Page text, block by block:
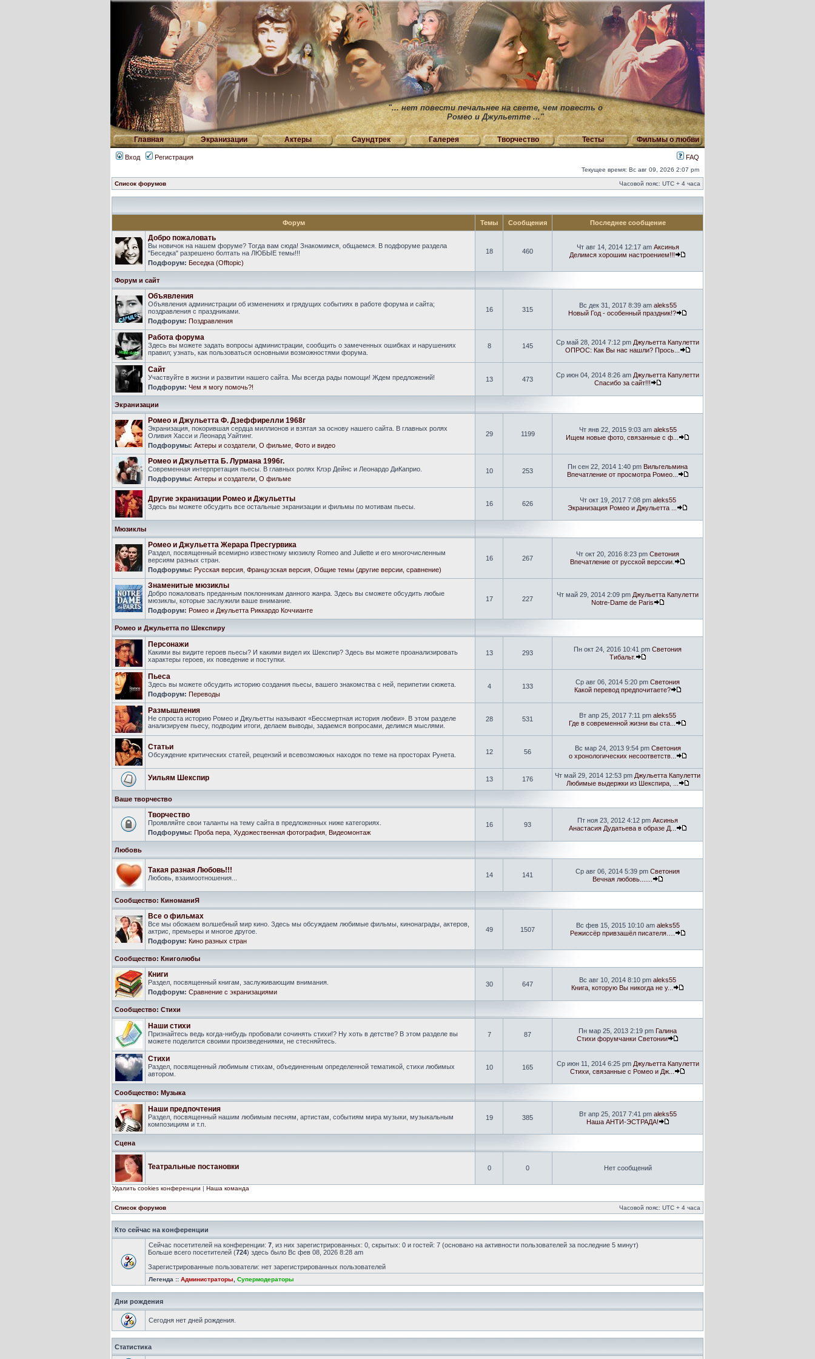
"... нет повести печальнее на свете, чем повесть о
Ромео и Джульетте ..."
Главная Экранизации Актеры Саундтрек Галерея Творчество Тесты Фильмы о любви
Вход Регистрация FAQ
Текущее время: Вс авг 09, 2026 2:07 pm
Список форумов Часовой пояс: UTC + 4 часа
Форум Темы Сообщения Последнее сообщение
Добро пожаловать
Вы новичок на нашем форуме? Тогда вам сюда! Знакомимся, общаемся. В подфоруме раздела
"Беседка" разрешено болтать на ЛЮБЫЕ темы!!!
Подфорум: Беседка (Offtopic)
18 460
Чт авг 14, 2014 12:17 am Аксинья
Делимся хорошим настроением!!!
Форум и сайт
Объявления
Объявления администрации об изменениях и грядущих событиях в работе форума и сайта;
поздравления с праздниками.
Подфорум: Поздравления
16 315
Вс дек 31, 2017 8:39 am aleks55
Новый Год - особенный праздник!?
Работа форума
Здесь вы можете задать вопросы администрации, сообщить о замеченных ошибках и нарушениях
правил; узнать, как пользоваться основными возможностями форума.
8 145 Ср май 28, 2014 7:12 pm Джульетта Капулетти
ОПРОС: Как Вы нас нашли? Прось...
Сайт
Участвуйте в жизни и развитии нашего сайта. Мы всегда рады помощи! Ждем предложений!
Подфорум: Чем я могу помочь?!
13 473
Ср июн 04, 2014 8:26 am Джульетта Капулетти
Спасибо за сайт!!!
Экранизации
Ромео и Джульетта Ф. Дзеффирелли 1968г
Экранизация, покорившая сердца миллионов и взятая за основу нашего сайта. В главных ролях
Оливия Хасси и Леонард Уайтинг.
Подфорумы: Актеры и создатели О фильме Фото и видео
29 1199
Чт янв 22, 2015 9:03 am aleks55
Ищем новые фото, связанные с ф...
Ромео и Джульетта Б. Лурмана 1996г.
Современная интерпретация пьесы. В главных ролях Клэр Дейнс и Леонардо ДиКаприо.
Подфорумы: Актеры и создатели О фильме
10 253
Пн сен 22, 2014 1:40 pm Вильгельмина
Впечатление от просмотра Ромео...
Другие экранизации Ромео и Джульетты
Здесь вы можете обсудить все остальные экранизации и фильмы по мотивам пьесы. 16 626 Чт окт 19, 2017 7:08 pm aleks55
Экранизация Ромео и Джульетта ...
Мюзиклы
Ромео и Джульетта Жерара Пресгурвика
Раздел, посвященный всемирно известному мюзиклу Romeo and Juliette и его многочисленным
версиям разных стран.
Подфорумы: Русская версия Французская версия Общие темы (другие версии, сравнение)
16 267
Чт окт 20, 2016 8:23 pm Светония
Впечатление от русской верссии.
Знаменитые мюзиклы
Добро пожаловать преданным поклонникам данного жанра. Здесь вы сможете обсудить любые
мюзиклы, которые заслужили ваше внимание.
Подфорум: Ромео и Джульетта Риккардо Коччианте
17 227
Чт май 29, 2014 2:09 pm Джульетта Капулетти
Notre-Dame de Paris
Ромео и Джульетта по Шекспиру
Персонажи
Какими вы видите героев пьесы? И какими видел их Шекспир? Здесь вы можете проанализировать
характеры героев, их поведение и поступки.
13 293 Пн окт 24, 2016 10:41 pm Светония
Тибальт.
Пьеса
Здесь вы можете обсудить историю создания пьесы, вашего знакомства с ней, перипетии сюжета.
Подфорум: Переводы
4 133
Ср авг 06, 2014 5:20 pm Светония
Какой перевод предпочитаете?
Размышления
Не спроста историю Ромео и Джульетты называют «Бессмертная история любви». В этом разделе
анализируем пьесу, подводим итоги, делаем выводы, задаемся вопросами, делимся мыслями.
28 531 Вт апр 25, 2017 7:11 pm aleks55
Где в современной жизни вы ста...
Статьи
Обсуждение критических статей, рецензий и всевозможных находок по теме на просторах Рунета. 12 56 Вс мар 24, 2013 9:54 pm Светония
о хронологических несоответств...
Уильям Шекспир 13 176 Чт май 29, 2014 12:53 pm Джульетта Капулетти
Любимые выдержки из Шекспира, ...
Ваше творчество
Творчество
Проявляйте свои таланты на тему сайта в предложенных ниже категориях.
Подфорумы: Проба пера Художественная фотография Видеомонтаж
16 93
Пт ноя 23, 2012 4:12 pm Аксинья
Анастасия Дудатьева в образе Д...
Любовь
Такая разная Любовь!!!
Любовь, взаимоотношения... 14 141 Ср авг 06, 2014 5:39 pm Светония
Вечная любовь.......
Сообщество: КиноманиЯ
Все о фильмах
Все мы обожаем волшебный мир кино. Здесь мы обсуждаем любимые фильмы, кинонаграды, актеров,
актрис, премьеры и многое другое.
Подфорум: Кино разных стран
49 1507
Вс фев 15, 2015 10:10 am aleks55
Режиссёр привзашёл писателя….
Сообщество: Книголюбы
Книги
Раздел, посвященный книгам, заслуживающим внимания.
Подфорум: Сравнение с экранизациями
30 647
Вс авг 10, 2014 8:10 pm aleks55
Книга, которую Вы никогда не у...
Сообщество: Стихи
Наши стихи
Признайтесь ведь когда-нибудь пробовали сочинять стихи!? Ну хоть в детстве? В этом разделе вы
можете поделится своими произведениями, не стесняйтесь.
7 87 Пн мар 25, 2013 2:19 pm Галина
Стихи форумчанки Светонии
Стихи
Раздел, посвященный любимым стихам, объединенным определенной тематикой, стихи любимых
автором.
10 165 Ср июн 11, 2014 6:25 pm Джульетта Капулетти
Стихи, связанные с Ромео и Дж...
Сообщество: Музыка
Наши предпочтения
Раздел, посвященный нашим любимым песням, артистам, событиям мира музыки, музыкальным
композициям и т.п.
19 385 Вт апр 25, 2017 7:41 pm aleks55
Наша АНТИ-ЭСТРАДА!
Сцена
Театральные постановки 0 0 Нет сообщений
Удалить cookies конференции | Наша команда
Список форумов Часовой пояс: UTC + 4 часа
Кто сейчас на конференции
Сейчас посетителей на конференции: 7 , из них зарегистрированных: 0, скрытых: 0 и гостей: 7 (основано на активности пользователей за последние 5 минут)
Больше всего посетителей (724) здесь было Вс фев 08, 2026 8:28 am
Зарегистрированные пользователи: нет зарегистрированных пользователей
Легенда :: Администраторы Супермодераторы
Дни рождения
Сегодня нет дней рождения.
Статистика